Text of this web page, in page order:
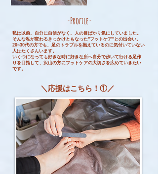
-Profile-
私は以前、自分に自信がなく、人の目ばかり気にしていました。
そんな私が変わるきっかけともなった"フットケア"との出会い。
20~30代の方でも、足のトラブルを抱えているのに気付いていない
人はたくさんいます。
いくつになっても好きな時に好きな所へ自分で歩いて行ける足作
りを目指して、沢山の方にフットケアの大切さを広めていきたい
です。
＼応援はこちら！①／